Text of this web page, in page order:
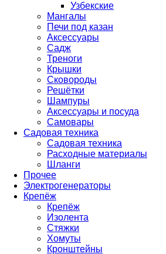
Узбекские
Мангалы
Печи под казан
Аксессуары
Садж
Треноги
Крышки
Сковороды
Решётки
Шампуры
Аксессуары и посуда
Самовары
Садовая техника
Садовая техника
Расходные материалы
Шланги
Прочее
Электрогенераторы
Крепёж
Крепёж
Изолента
Стяжки
Хомуты
Кронштейны